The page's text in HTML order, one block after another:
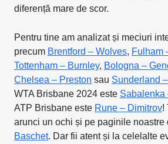
diferență mare de scor.
Pentru tine am analizat și meciuri
precum Brentford – Wolves, Fulham
Tottenham – Burnley, Bologna –
Chelsea – Preston sau Sunderland
WTA Brisbane 2024 este Sabalenka
ATP Brisbane este Rune – Dimitrov!
arunci un ochi și pe paginile noastre
Baschet. Dar fii atent și la celelalte